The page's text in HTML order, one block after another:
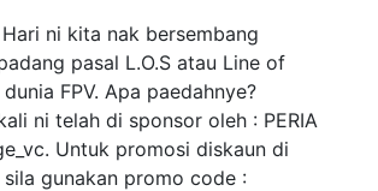
ni kita nak bersembang
pasal L.O.S atau Line of
FPV. Apa paedahnye?
ni telah di sponsor oleh : PERIA
Untuk promosi diskaun di
sila gunakan promo code :